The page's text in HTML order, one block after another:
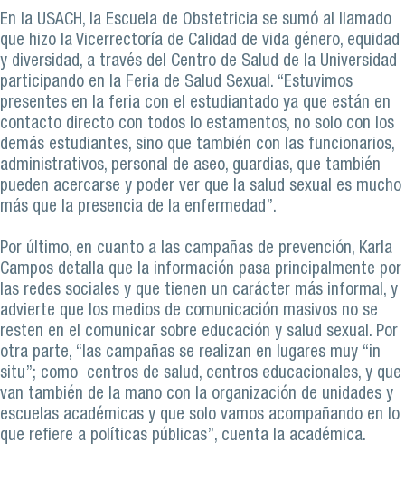
En la USACH, la Escuela de Obstetricia se sumó al llamado
que hizo la Vicerrectoría de Calidad de vida género, equidad
y diversidad, a través del Centro de Salud de la Universidad
participando en la Feria de Salud Sexual. “Estuvimos
presentes en la feria con el estudiantado ya que están en
contacto directo con todos lo estamentos, no solo con los
demás estudiantes, sino que también con las funcionarios,
administrativos, personal de aseo, guardias, que también
pueden acercarse y poder ver que la salud sexual es mucho
más que la presencia de la enfermedad”.
Por último, en cuanto a las campañas de prevención, Karla
Campos detalla que la información pasa principalmente por
las redes sociales y que tienen un carácter más informal, y
advierte que los medios de comunicación masivos no se
resten en el comunicar sobre educación y salud sexual. Por
otra parte, “las campañas se realizan en lugares muy “in
situ”; como centros de salud, centros educacionales, y que
van también de la mano con la organización de unidades y
escuelas académicas y que solo vamos acompañando en lo
que refiere a políticas públicas”, cuenta la académica.